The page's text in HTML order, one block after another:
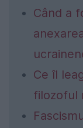
Când a
Ce îl
filozoful